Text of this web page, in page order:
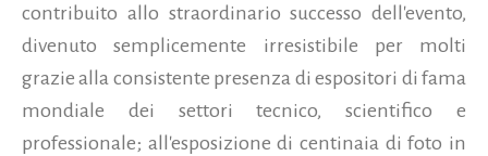
contribuito allo straordinario successo dell'evento,
divenuto semplicemente irresistibile per molti
grazie alla consistente presenza di espositori di fama
mondiale dei settori tecnico, scientifico e
professionale; all'esposizione di centinaia di foto in